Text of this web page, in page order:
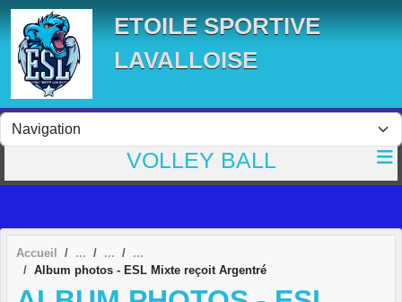
ETOILE SPORTIVE
LAVALLOISE
VOLLEY BALL
Accueil
Album photos - ESL Mixte reçoit Argentré
Panneau de gestion des cookies